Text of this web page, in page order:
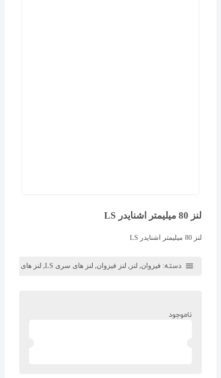
لنز 80 میلیمتر اشنایدر LS
لنز 80 میلیمتر اشنایدر LS
دسته: فیزوان, لنز , لنز فیزوان, لنز های سری LS , لنز های قطع
ناموجود